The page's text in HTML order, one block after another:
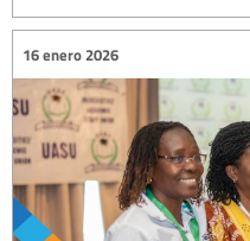
16 enero 2026